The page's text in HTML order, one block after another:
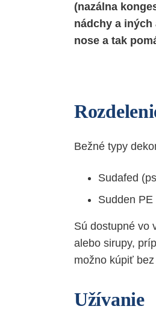
(nazálna
nádchy a
nose a tak
Bežné typy
Sudafed
Sudden
Sú dostupné vo
alebo sirupy,
možno kúpiť
Užívanie